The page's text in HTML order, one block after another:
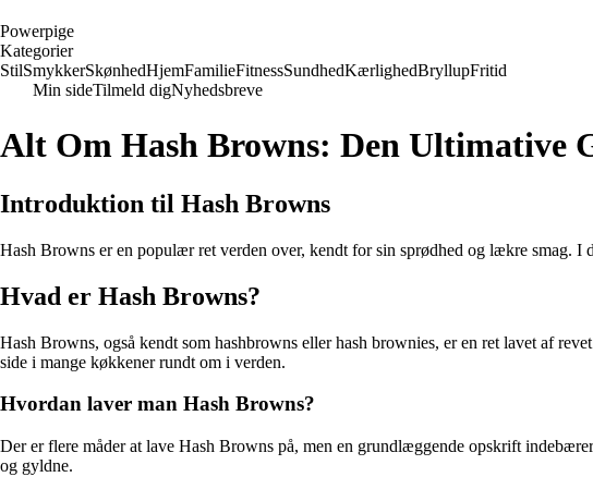
Powerpige
Kategorier
StilSmykkerSkønhedHjemFamilieFitnessSundhedKærlighedBryllupFritid
Min sideTilmeld digNyhedsbreve
Alt Om Hash Browns: Den Ultimative
Introduktion til Hash Browns
Hash Browns er en populær ret verden over, kendt for sin sprødhed og lækre smag.
Hvad er Hash Browns?
Hash Browns, også kendt som hashbrowns eller hash brownies, er en ret lavet af
side i mange køkkener rundt om i verden.
Hvordan laver man Hash Browns?
Der er flere måder at lave Hash Browns på, men en grundlæggende opskrift
og gyldne.